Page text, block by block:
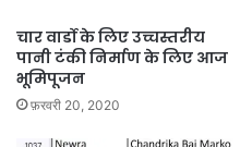
चार वार्डो के लिए उच्चस्तरीय
पानी टंकी निर्माण के लिए आज
भूमिपूजन
फ़रवरी 20, 2020